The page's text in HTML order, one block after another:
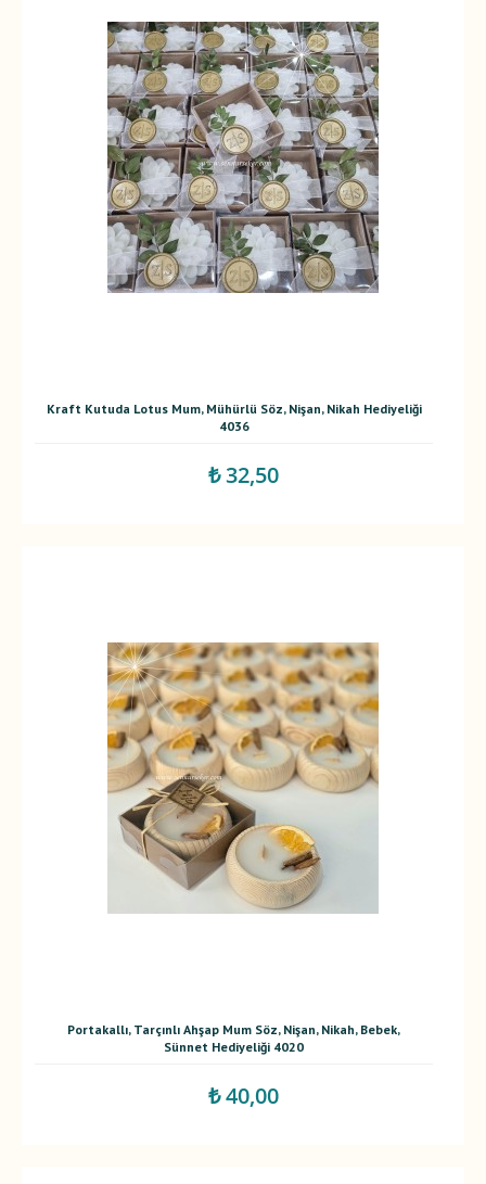
Kraft Kutuda Lotus Mum, Mühürlü Söz, Nişan, Nikah Hediyeliği
4036
₺ 32,50
Portakallı, Tarçınlı Ahşap Mum Söz, Nişan, Nikah, Bebek,
Sünnet Hediyeliği 4020
₺ 40,00